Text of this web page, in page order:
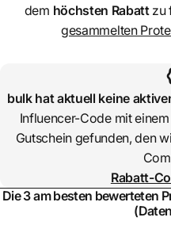
dem höchsten Rabattzu
gesammelten
bulkhat aktuell keine
Influencer-Code mit
Gutschein gefunden, den
Rabatt-
Die 3 am besten bewerteten